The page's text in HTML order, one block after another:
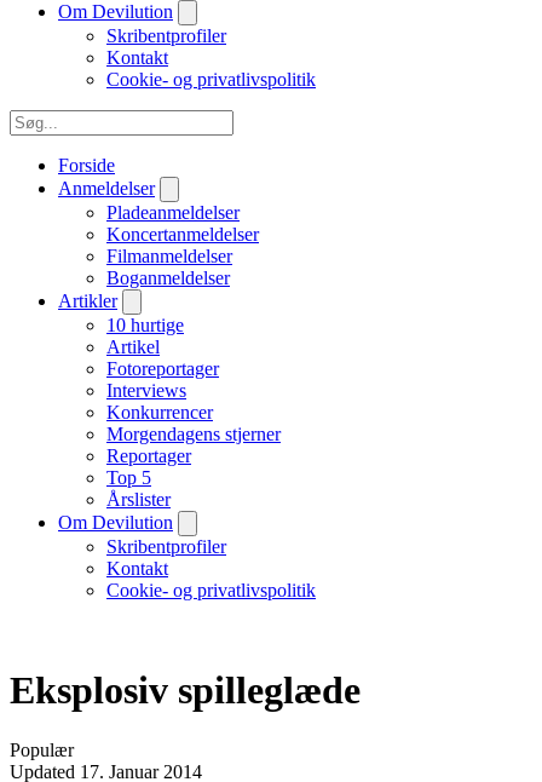
Om Devilution
Skribentprofiler
Kontakt
Cookie- og privatlivspolitik
Forside
Anmeldelser
Pladeanmeldelser
Koncertanmeldelser
Filmanmeldelser
Boganmeldelser
Artikler
10 hurtige
Artikel
Fotoreportager
Interviews
Konkurrencer
Morgendagens stjerner
Reportager
Top 5
Årslister
Om Devilution
Skribentprofiler
Kontakt
Cookie- og privatlivspolitik
Eksplosiv spilleglæde
Populær
Updated 17. Januar 2014